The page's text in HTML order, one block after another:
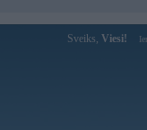
Sveiks, Viesi!